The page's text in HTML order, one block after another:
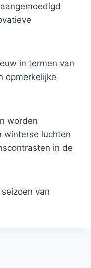
in termen van
opmerkelijke
worden
winterse luchten
in de
van